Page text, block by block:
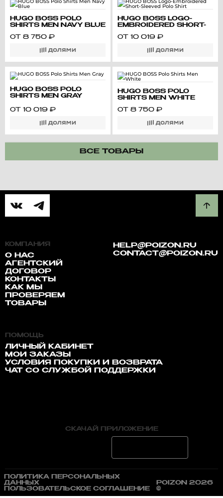
HUGO BOSS POLO
SHIRTS MEN NAVY BLUE
ОТ 8 750 ₽
HUGO BOSS LOGO-
EMBROIDERED SHORT-
ОТ 10 019 ₽
HUGO BOSS POLO
SHIRTS MEN GRAY
ОТ 10 019 ₽
HUGO BOSS POLO
SHIRTS MEN WHITE
ОТ 8 750 ₽
ВСЕ ТОВАРЫ
КОМПАНИЯ
О НАС
АГЕНТСКИЙ
ДОГОВОР
КОНТАКТЫ
КАК МЫ
ПРОВЕРЯЕМ
ТОВАРЫ
HELP@POIZON.RU
CONTACT@POIZON.RU
ПОМОЩЬ
ЛИЧНЫЙ КАБИНЕТ
МОИ ЗАКАЗЫ
УСЛОВИЯ ПОКУПКИ И ВОЗВРАТА
ЧАТ СО СЛУЖБОЙ ПОДДЕРЖКИ
СКАЧАЙ ПРИЛОЖЕНИЕ
ПОЛИТИКА ПЕРСОНАЛЬНЫХ
ДАННЫХ
ПОЛЬЗОВАТЕЛЬСКОЕ СОГЛАШЕНИЕ
POIZON 2026
©